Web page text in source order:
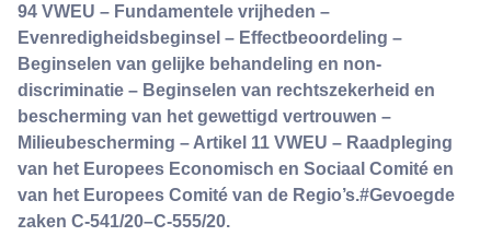
94 VWEU – Fundamentele vrijheden –
Evenredigheidsbeginsel – Effectbeoordeling –
Beginselen van gelijke behandeling en non-
discriminatie – Beginselen van rechtszekerheid en
bescherming van het gewettigd vertrouwen –
Milieubescherming – Artikel 11 VWEU – Raadpleging
van het Europees Economisch en Sociaal Comité en
van het Europees Comité van de Regio’s.#Gevoegde
zaken C-541/20–C-555/20.